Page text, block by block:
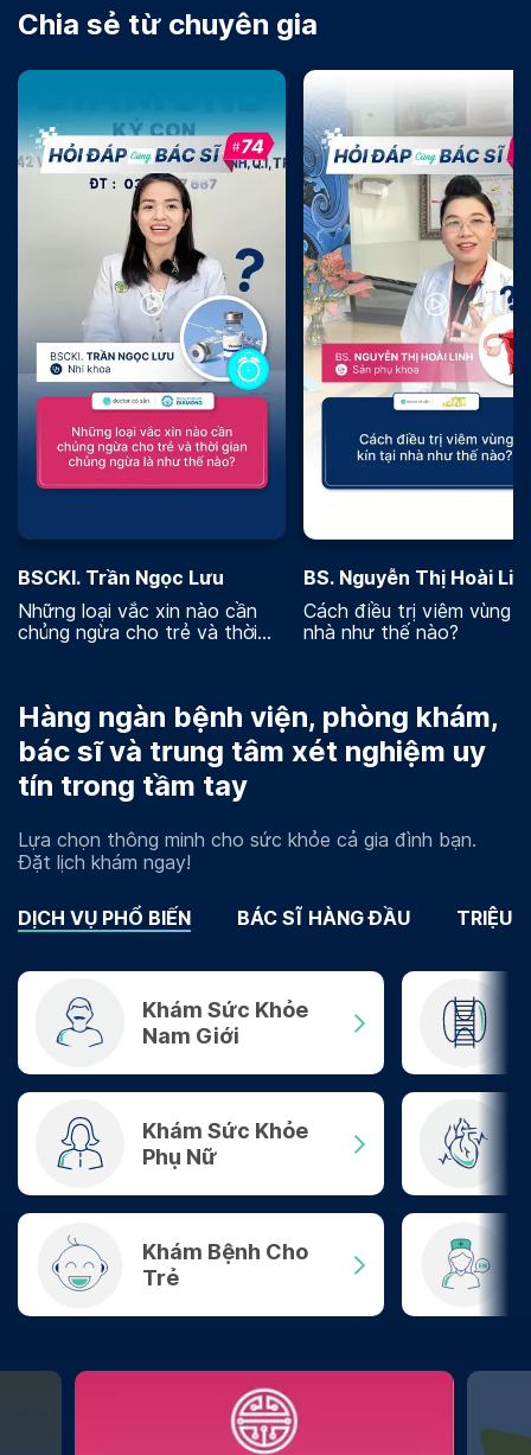
Chia sẻ từ chuyên gia
BSCKI. Trần Ngọc Lưu
Những loại vắc xin nào cần
chủng ngừa cho trẻ và thời
BS. Nguyễn Thị Hoài
Cách điều trị viêm vùng
nhà như thế nào?
Hàng ngàn bệnh viện, phòng khám,
bác sĩ và trung tâm xét nghiệm uy
tín trong tầm tay
Lựa chọn thông minh cho sức khỏe cả gia đình bạn.
Đặt lịch khám ngay!
DỊCH VỤ PHỔ BIẾN BÁC SĨ HÀNG ĐẦU TRIỆU
Khám Sức Khỏe
Nam Giới
Khám Sức Khỏe
Phụ Nữ
Khám Bệnh Cho
Trẻ